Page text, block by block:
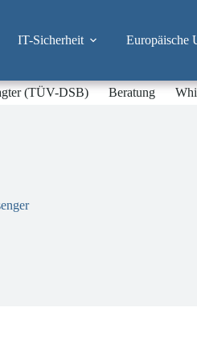
IT-Sicherheit Europäische
(TÜV-DSB) Beratung